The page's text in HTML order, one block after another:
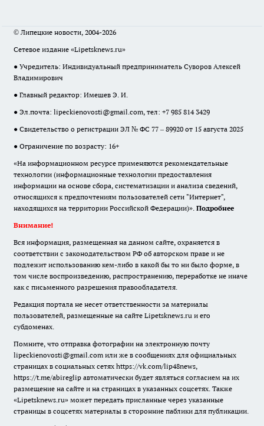
© Липецкие новости, 2004-2026
Сетевое издание «Lipetsknews.ru»
● Учредитель: Индивидуальный предприниматель Суворов Алексей
Владимирович
● Главный редактор: Имешев Э. И.
● Эл.почта: lipeckienovosti@gmail.com, тел: +7 985 814 3429
● Свидетельство о регистрации ЭЛ № ФС 77 – 89920 от 15 августа 2025
● Ограничение по возрасту: 16+
«На информационном ресурсе применяются рекомендательные
технологии (информационные технологии предоставления
информации на основе сбора, систематизации и анализа сведений,
относящихся к предпочтениям пользователей сети "Интернет",
находящихся на территории Российской Федерации)». Подробнее
Внимание!
Вся информация, размещенная на данном сайте, охраняется в
соответствии с законодательством РФ об авторском праве и не
подлежит использованию кем-либо в какой бы то ни было форме, в
том числе воспроизведению, распространению, переработке не иначе
как с письменного разрешения правообладателя.
Редакция портала не несет ответственности за материалы
пользователей, размещенные на сайте Lipetsknews.ru и его
субдоменах.
Помните, что отправка фотографии на электронную почту
lipeckienovosti@gmail.com или же в сообщениях для официальных
страницах в социальных сетях https://vk.com/lip48news,
https://t.me/abireglip автоматически будет являться согласием на их
размещение на сайте и на страницах в указанных соцсетях. Также
«Lipetsknews.ru» может передать присланные через указанные
страницы в соцсетях материалы в сторонние паблики для публикации.